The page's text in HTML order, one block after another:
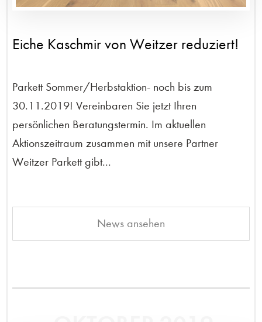
Eiche Kaschmir von Weitzer reduziert!
Parkett Sommer/Herbstaktion- noch bis zum
30.11.2019! Vereinbaren Sie jetzt Ihren
persönlichen Beratungstermin. Im aktuellen
Aktionszeitraum zusammen mit unsere Partner
Weitzer Parkett gibt...
News ansehen